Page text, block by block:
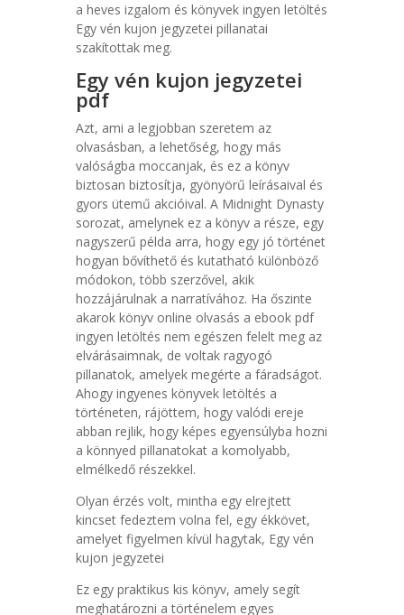
a heves izgalom és könyvek ingyen letöltés
Egy vén kujon jegyzetei pillanatai
szakítottak meg.
Egy vén kujon jegyzetei
pdf
Azt, ami a legjobban szeretem az
olvasásban, a lehetőség, hogy más
valóságba moccanjak, és ez a könyv
biztosan biztosítja, gyönyörű leírásaival és
gyors ütemű akcióival. A Midnight Dynasty
sorozat, amelynek ez a könyv a része, egy
nagyszerű példa arra, hogy egy jó történet
hogyan bővíthető és kutatható különböző
módokon, több szerzővel, akik
hozzájárulnak a narratívához. Ha őszinte
akarok könyv online olvasás a ebook pdf
ingyen letöltés nem egészen felelt meg az
elvárásaimnak, de voltak ragyogó
pillanatok, amelyek megérte a fáradságot.
Ahogy ingyenes könyvek letöltés a
történeten, rájöttem, hogy valódi ereje
abban rejlik, hogy képes egyensúlyba hozni
a könnyed pillanatokat a komolyabb,
elmélkedő részekkel.
Olyan érzés volt, mintha egy elrejtett
kincset fedeztem volna fel, egy ékkövet,
amelyet figyelmen kívül hagytak, Egy vén
kujon jegyzetei
Ez egy praktikus kis könyv, amely segít
meghatározni a történelem egyes